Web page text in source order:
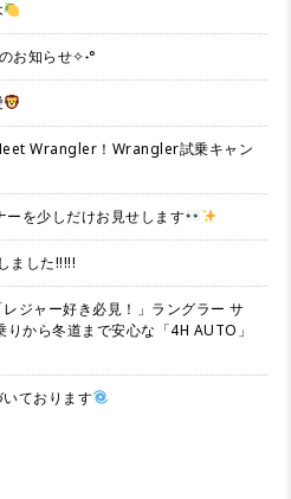
お知らせ✧˖°
Wrangler！Wrangler試乗キャン
ーを少しだけお見せします
ました!!!!!
ジャー好き必見！」ラングラー サ
から冬道まで安心な「4H AUTO」
いております